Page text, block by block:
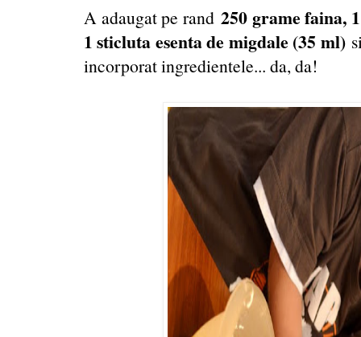
A adaugat pe rand 250 grame faina,
1 sticluta esenta de migdale (35 ml)
incorporat ingredientele... da, da!